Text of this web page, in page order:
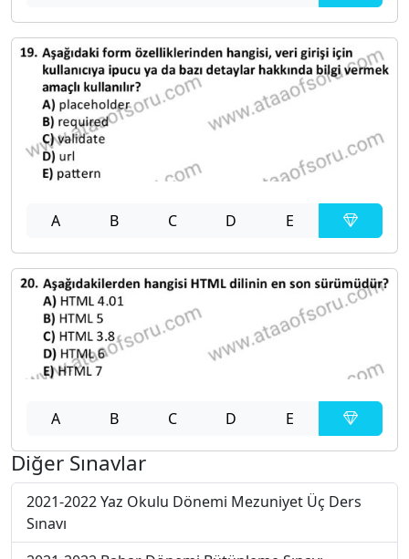
A B C D E
A B C D E
Diğer Sınavlar
2021-2022 Yaz Okulu Dönemi Mezuniyet Üç Ders
Sınavı